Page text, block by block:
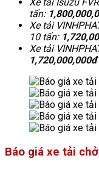
tấn:
Xe tải
10 tấn:
Xe tải
1,720,000,000đ
Báo giá xe tải